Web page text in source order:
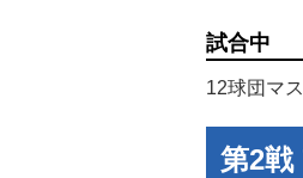
試合中
12球団マ
第2戦